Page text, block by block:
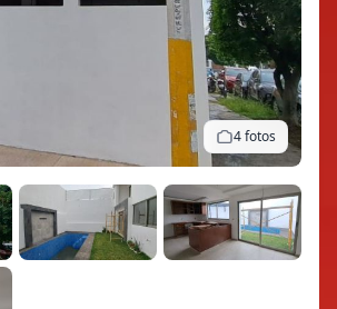
4 fotos